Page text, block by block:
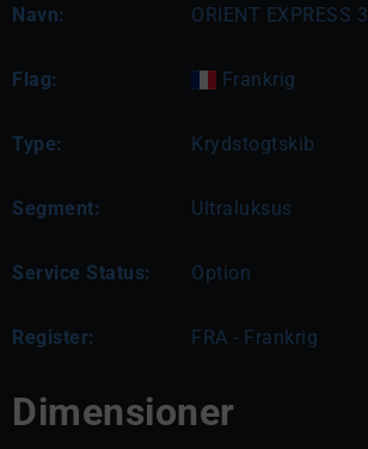
Navn: ORIENT EXPRESS 3
Flag: Frankrig
Type: Krydstogtskib
Segment: Ultraluksus
Service Status: Option
Register: FRA - Frankrig
Dimensioner